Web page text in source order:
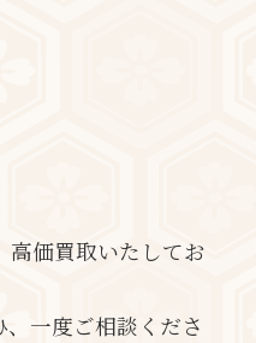
高価買取いたしてお
一度ご相談くださ